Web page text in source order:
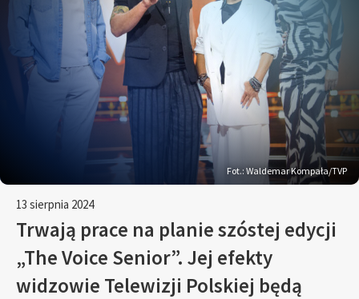
Fot.: Waldemar Kompała/TVP
13 sierpnia 2024
Trwają prace na planie szóstej edycji
„The Voice Senior”. Jej efekty
widzowie Telewizji Polskiej będą